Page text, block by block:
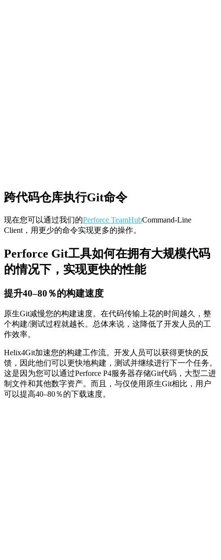
跨代码仓库执行Git命令
现在您可以通过我们的Perforce TeamHubCommand-Line
Client，用更少的命令实现更多的操作。
Perforce Git工具如何在拥有大规模代码
的情况下，实现更快的性能
提升40–80％的构建速度
原生Git减慢您的构建速度。在代码传输上花的时间越久，整
个构建/测试过程就越长。总体来说，这降低了开发人员的工
作效率。
Helix4Git加速您的构建工作流。开发人员可以获得更快的反
馈，因此他们可以更快地构建，测试并继续进行下一个任务。
这是因为您可以通过Perforce P4服务器存储Git代码，大型二进
制文件和其他数字资产。而且，与仅使用原生Git相比，用户
可以提高40–80％的下载速度。